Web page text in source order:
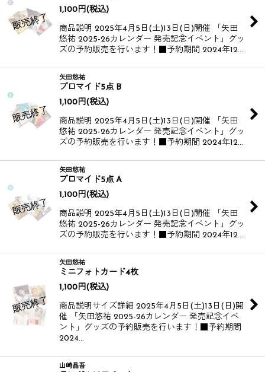
1,100 円(税込)
商品説明 2025年4月5日(土)13日(日)開催 「矢田
悠祐 2025-26カレンダー 発売記念イベント」グッ
ズの予約販売を行います！​​ ■予約期間 2024年12…
矢田悠祐
ブロマイド5点 B
1,100 円(税込)
商品説明 2025年4月5日(土)13日(日)開催 「矢田
悠祐 2025-26カレンダー 発売記念イベント」グッ
ズの予約販売を行います！​​ ■予約期間 2024年12…
矢田悠祐
ブロマイド5点 A
1,100 円(税込)
商品説明 2025年4月5日(土)13日(日)開催 「矢田
悠祐 2025-26カレンダー 発売記念イベント」グッ
ズの予約販売を行います！​​ ■予約期間 2024年12…
矢田悠祐
ミニフォトカード4枚
1,100 円(税込)
商品説明サイズ詳細 2025年4月5日(土)13日(日)開
催 「矢田悠祐 2025-26カレンダー 発売記念イベ
ント」グッズの予約販売を行います！​​ ■予約期間
2024…
山崎晶吾